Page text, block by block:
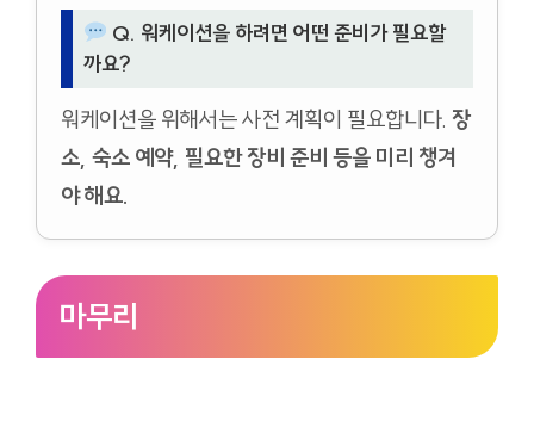
Q. 워케이션을 하려면 어떤 준비가 필요할
까요?
워케이션을 위해서는 사전 계획이 필요합니다. 장
소, 숙소 예약, 필요한 장비 준비 등을 미리 챙겨
야 해요.
마무리